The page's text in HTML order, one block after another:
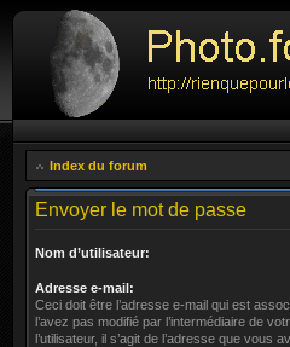
Index du forum
Envoyer le mot de passe
Nom d’utilisateur:
Adresse e-mail:
Ceci doit être l’adresse e-mail qui est
l’avez pas modifié par l’intermédiaire de
l’utilisateur, il s’agit de l’adresse que vous